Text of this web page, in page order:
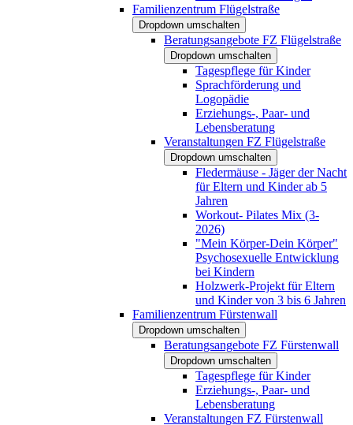
Familienzentrum Flügelstraße
Dropdown umschalten
Beratungsangebote FZ Flügelstraße
Dropdown umschalten
Tagespflege für Kinder
Sprachförderung und
Logopädie
Erziehungs-, Paar- und
Lebensberatung
Veranstaltungen FZ Flügelstraße
Dropdown umschalten
Fledermäuse - Jäger der Nacht
für Eltern und Kinder ab 5
Jahren
Workout- Pilates Mix (3-
2026)
"Mein Körper-Dein Körper"
Psychosexuelle Entwicklung
bei Kindern
Holzwerk-Projekt für Eltern
und Kinder von 3 bis 6 Jahren
Familienzentrum Fürstenwall
Dropdown umschalten
Beratungsangebote FZ Fürstenwall
Dropdown umschalten
Tagespflege für Kinder
Erziehungs-, Paar- und
Lebensberatung
Veranstaltungen FZ Fürstenwall